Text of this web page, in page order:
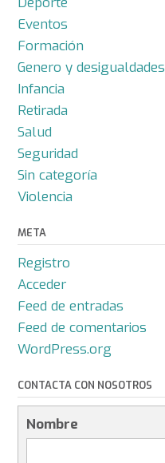
Eventos
Formación
Genero y desigualdades
Infancia
Retirada
Salud
Seguridad
Sin categoría
Violencia
META
Registro
Acceder
Feed de entradas
Feed de comentarios
WordPress.org
CONTACTA CON NOSOTROS
Nombre